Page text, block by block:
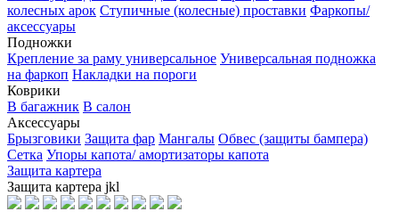
колесных арок Ступичные (колесные) проставки Фаркопы/
аксессуары
Подножки
Крепление за раму универсальное Универсальная подножка
на фаркоп Накладки на пороги
Коврики
В багажник В салон
Аксессуары
Брызговики Защита фар Мангалы Обвес (защиты бампера)
Сетка Упоры капота/ амортизаторы капота
Защита картера
Защита картера jkl